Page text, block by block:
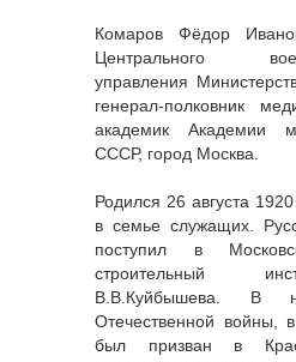
Комаров Фёдор
Центрального
управления
генерал-полковник
академик Академии
СССР, город Москва.
Родился 26 августа
в семье служащих.
поступил в
строительный
В.В.Куйбышева. В
Отечественной войны,
был призван в